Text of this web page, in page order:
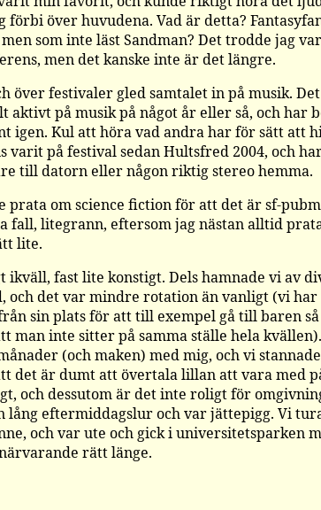
förbi över huvudena. Vad är detta?
som inte läst Sandman? Det trodde jag
men det kanske inte är det längre.
över festivaler gled samtalet in på musik.
aktivt på musik på något år eller så, och har
igen. Kul att höra vad andra har för sätt att
varit på festival sedan Hultsfred 2004, och
till datorn eller någon riktig stereo hemma.
prata om science fiction för att det är sf-
fall, litegrann, eftersom jag nästan alltid
lite.
ikväll, fast lite konstigt. Dels hamnade vi av
och det var mindre rotation än vanligt (vi
sin plats för att till exempel gå till baren
man inte sitter på samma ställe hela
(och maken) med mig, och vi
det är dumt att övertala lillan att vara med
och dessutom är det inte roligt för
lång eftermiddagslur och var jättepigg. Vi
och var ute och gick i universitetsparken
rätt länge.